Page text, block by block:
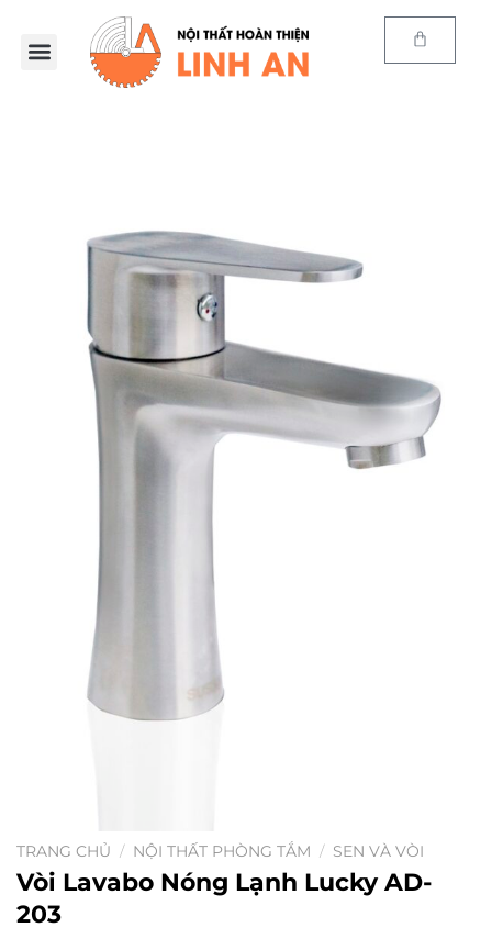
TRANG CHỦ / NỘI THẤT PHÒNG TẮM / SEN VÀ VÒI
Vòi Lavabo Nóng Lạnh Lucky AD-
203